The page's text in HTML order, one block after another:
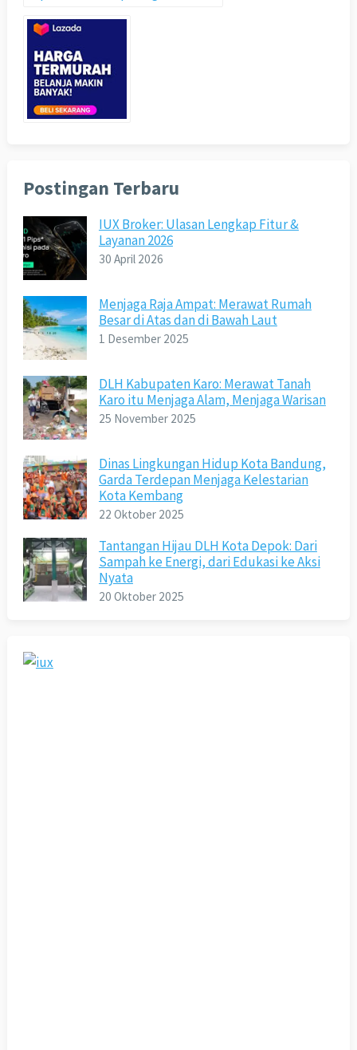
Postingan Terbaru
IUX Broker: Ulasan Lengkap Fitur &
Layanan 2026
30 April 2026
Menjaga Raja Ampat: Merawat Rumah
Besar di Atas dan di Bawah Laut
1 Desember 2025
DLH Kabupaten Karo: Merawat Tanah
Karo itu Menjaga Alam, Menjaga Warisan
25 November 2025
Dinas Lingkungan Hidup Kota Bandung,
Garda Terdepan Menjaga Kelestarian
Kota Kembang
22 Oktober 2025
Tantangan Hijau DLH Kota Depok: Dari
Sampah ke Energi, dari Edukasi ke Aksi
Nyata
20 Oktober 2025